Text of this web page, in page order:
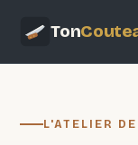
Ton
L'ATELIER